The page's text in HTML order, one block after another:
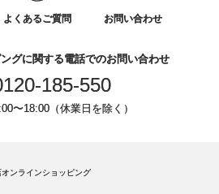
よくあるご質問 お問い合わせ
グに関する電話でのお問い合わせ
185-550
〜18:00（休業日を除く）
ンラインショッピング